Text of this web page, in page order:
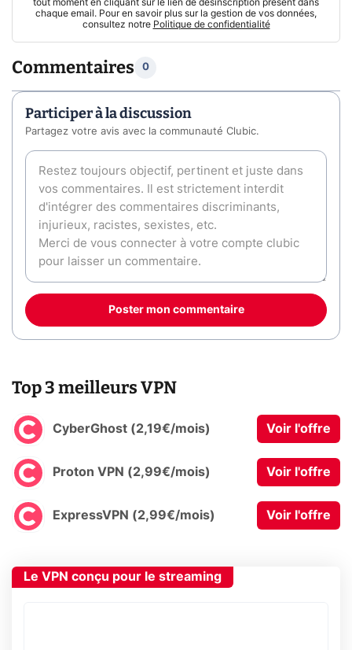
tout moment en cliquant sur le lien de désinscription présent dans
chaque email. Pour en savoir plus sur la gestion de vos données,
consultez notre Politique de confidentialité
Commentaires 0
Participer à la discussion
Partagez votre avis avec la communauté Clubic.
Poster mon commentaire
Top 3 meilleurs VPN
CyberGhost (2,19€/mois) Voir l'offre
Proton VPN (2,99€/mois) Voir l'offre
ExpressVPN (2,99€/mois) Voir l'offre
Le VPN conçu pour le streaming